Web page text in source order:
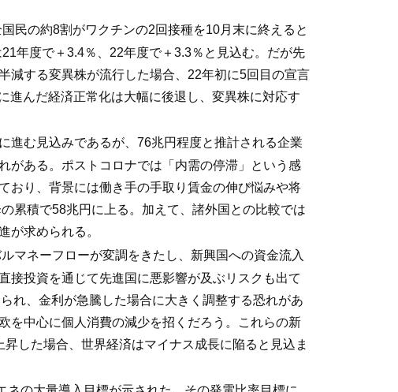
民の約8割がワクチンの2回接種を10月末に終えると
年度で＋3.4％、22年度で＋3.3％と見込む。だが先
減する変異株が流行した場合、22年初に5回目の宣言
進んだ経済正常化は大幅に後退し、変異株に対応す
進む見込みであるが、76兆円程度と推計される企業
がある。ポストコロナでは「内需の停滞」という感
おり、背景には働き手の手取り賃金の伸び悩みや将
累積で58兆円に上る。加えて、諸外国との比較では
が求められる。
マネーフローが変調をきたし、新興国への資金流入
接投資を通じて先進国に悪影響が及ぶリスクも出て
れ、金利が急騰した場合に大きく調整する恐れがあ
を中心に個人消費の減少を招くだろう。これらの新
した場合、世界経済はマイナス成長に陥ると見込ま